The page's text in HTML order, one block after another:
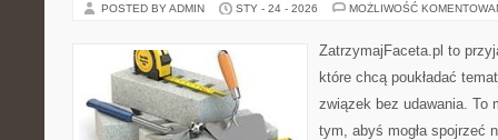
POSTED BY ADMIN STY - 24 - 2026 MOŻLIWOŚĆ
ZatrzymajFaceta.pl to
które chcą poukładać
związek bez udawania. To
tym, abyś mogła spojrzeć